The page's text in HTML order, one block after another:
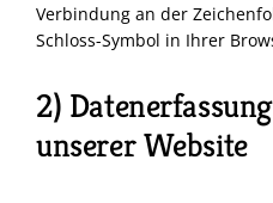
Verbindung an der
Schloss-Symbol in Ihrer
2)
unserer Website